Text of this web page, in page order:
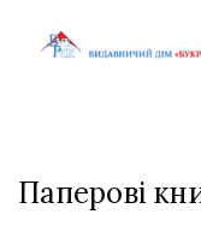
Паперові